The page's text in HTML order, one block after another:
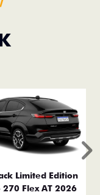
Limited Edition
270 Flex AT 2026